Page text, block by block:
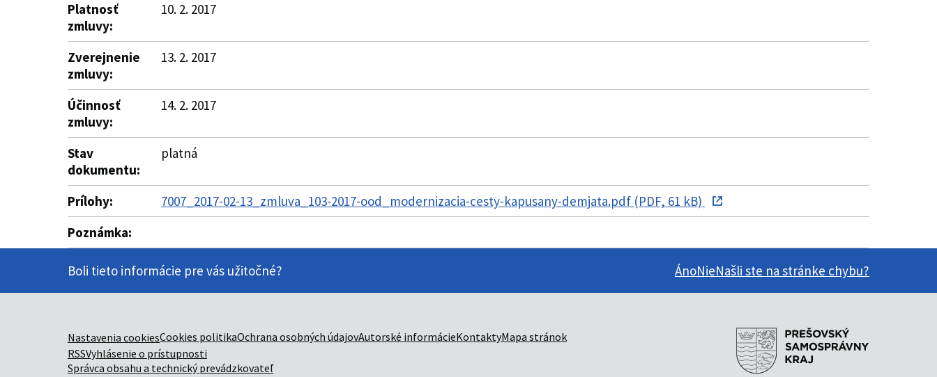
Platnosť
zmluvy:
10. 2. 2017
Zverejnenie
zmluvy:
13. 2. 2017
Účinnosť
zmluvy:
14. 2. 2017
Stav
dokumentu:
platná
Prílohy:
7007_2017-02-13_zmluva_103-2017-ood_modernizacia-cesty-kapusany-demjata.pdf (PDF, 61 kB)
Poznámka:
Boli tieto informácie pre vás užitočné? ÁnoNieNašli ste na stránke chybu?
Nastavenia cookiesCookies politikaOchrana osobných údajovAutorské informácieKontaktyMapa stránok
RSSVyhlásenie o prístupnosti
Správca obsahu a technický prevádzkovateľ